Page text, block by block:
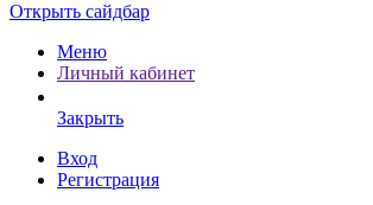
Открыть сайдбар
Меню
Личный кабинет
Закрыть
Вход
Регистрация